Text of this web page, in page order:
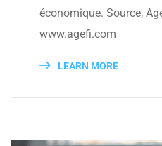
économique. Source,
www.agefi.com
LEARN MORE